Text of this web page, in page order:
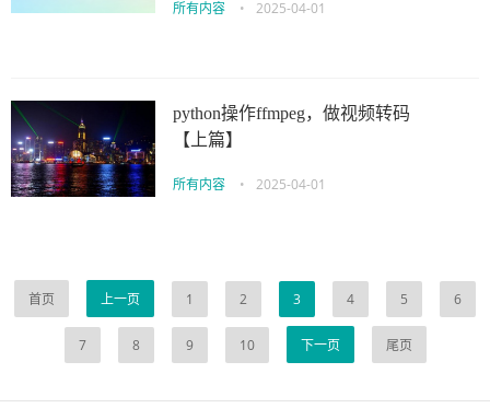
所有内容 • 2025-04-01
python操作ffmpeg，做视频转码
【上篇】
所有内容 • 2025-04-01
首页 上一页 1 2 3 4 5 6
7 8 9 10 下一页 尾页